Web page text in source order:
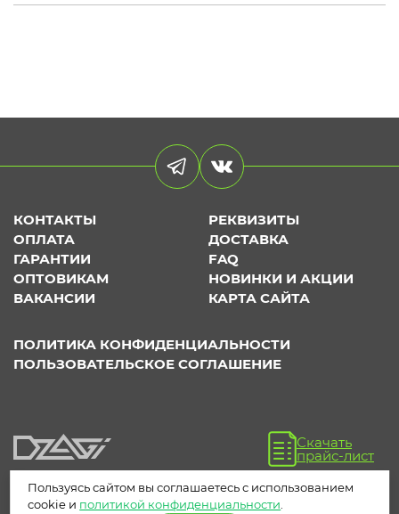
КОНТАКТЫ
РЕКВИЗИТЫ
ОПЛАТА
ДОСТАВКА
ГАРАНТИИ
FAQ
ОПТОВИКАМ
НОВИНКИ И АКЦИИ
ВАКАНСИИ
КАРТА САЙТА
ПОЛИТИКА КОНФИДЕНЦИАЛЬНОСТИ
ПОЛЬЗОВАТЕЛЬСКОЕ СОГЛАШЕНИЕ
Скачать
прайс-лист
Пользуясь сайтом вы соглашаетесь с использованием
cookie и политикой конфиденциальности